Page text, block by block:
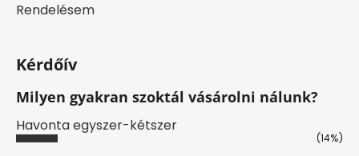
Rendelésem
Kérdőív
Milyen gyakran szoktál vásárolni nálunk?
Havonta egyszer-kétszer
(14%)